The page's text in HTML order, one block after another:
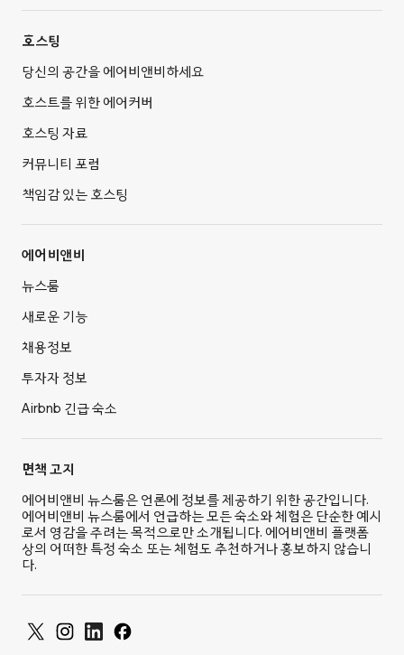
호스팅
당신의 공간을 에어비앤비하세요
호스트를 위한 에어커버
호스팅 자료
커뮤니티 포럼
책임감 있는 호스팅
에어비앤비
뉴스룸
새로운 기능
채용정보
투자자 정보
Airbnb 긴급 숙소
면책 고지
에어비앤비 뉴스룸은 언론에 정보를 제공하기 위한 공간입니다.
에어비앤비 뉴스룸에서 언급하는 모든 숙소와 체험은 단순한 예시
로서 영감을 주려는 목적으로만 소개됩니다. 에어비앤비 플랫폼
상의 어떠한 특정 숙소 또는 체험도 추천하거나 홍보하지 않습니
다.